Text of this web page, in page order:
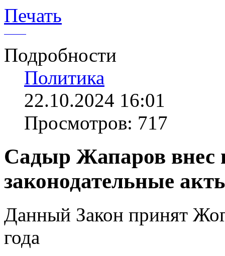
Печать
Подробности
Политика
22.10.2024 16:01
Просмотров: 717
Садыр Жапаров внес
законодательные
Данный Закон принят
года